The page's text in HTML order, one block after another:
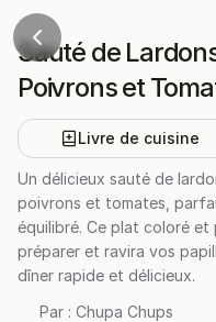
Sauté de
Poivrons et
Livre de cuisine
Un délicieux sauté de
poivrons et tomates,
équilibré. Ce plat coloré et
préparer et ravira vos
dîner rapide et délicieux.
Par : Chupa Chups